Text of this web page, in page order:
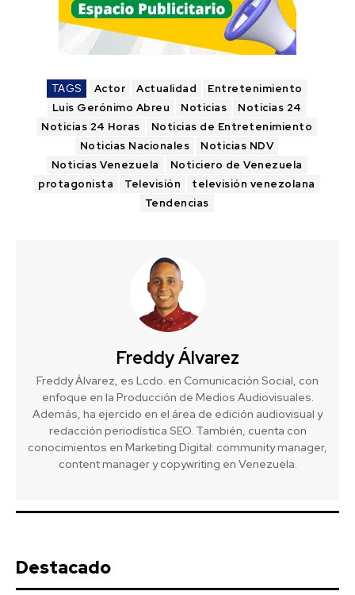
TAGS Actor Actualidad
Entretenimiento
Luis Gerónimo Abreu
Noticias
Noticias 24
Noticias 24 Horas
Noticias de Entretenimiento
Noticias Nacionales
Noticias NDV
Noticias Venezuela
Noticiero de Venezuela
protagonista
Televisión
televisión venezolana
Tendencias
Freddy Álvarez
Freddy Álvarez, es Lcdo. en Comunicación Social, con
enfoque en la Producción de Medios Audiovisuales.
Además, ha ejercido en el área de edición audiovisual y
redacción periodística SEO. También, cuenta con
conocimientos en Marketing Digital: community manager,
content manager y copywriting en Venezuela.
Destacado